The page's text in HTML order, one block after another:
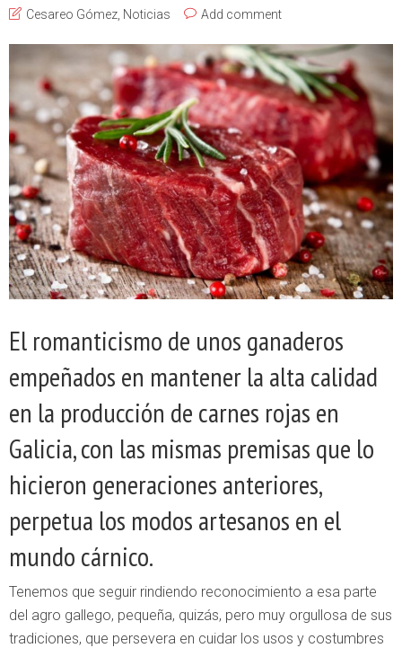
Cesareo Gómez Noticias Add comment
El romanticismo de unos ganaderos
empeñados en mantener la alta calidad
en la producción de carnes rojas en
Galicia, con las mismas premisas que lo
hicieron generaciones anteriores,
perpetua los modos artesanos en el
mundo cárnico.
Tenemos que seguir rindiendo reconocimiento a esa parte
del agro gallego, pequeña, quizás, pero muy orgullosa de sus
tradiciones, que persevera en cuidar los usos y costumbres